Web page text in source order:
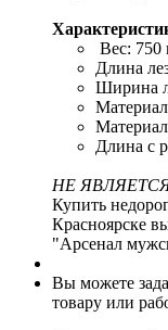
Вес: 750
Длина
Ширина
Материал
Длина с
НЕ
Купить
Красноярске
"Арсенал
Вы можете
товару или